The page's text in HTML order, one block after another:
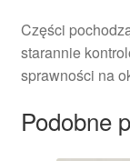
Części
starannie
sprawności na
Podobne